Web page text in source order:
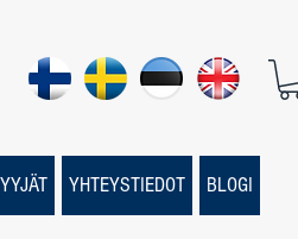
YHTEYSTIEDOT BLOGI